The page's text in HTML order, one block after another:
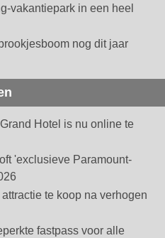
vakantiepark in een heel
nog dit jaar
Hotel is nu online te
'exclusieve Paramount-
te koop na verhogen
fastpass voor alle